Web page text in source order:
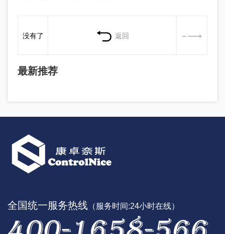
没有了 返回
最新推荐
全国统一服务热线 （服务时间:24小时在线）